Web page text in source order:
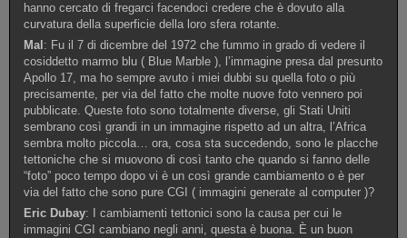
hanno cercato di fregarci facendoci credere che è dovuto alla
curvatura della superficie della loro sfera rotante.
Mal : Fu il 7 di dicembre del 1972 che fummo in grado di vedere il
cosiddetto marmo blu ( Blue Marble ), l’immagine presa dal presunto
Apollo 17, ma ho sempre avuto i miei dubbi su quella foto o più
precisamente, per via del fatto che molte nuove foto vennero poi
pubblicate. Queste foto sono totalmente diverse, gli Stati Uniti
sembrano così grandi in un immagine rispetto ad un altra, l’Africa
sembra molto piccola… ora, cosa sta succedendo, sono le placche
tettoniche che si muovono di così tanto che quando si fanno delle
“foto” poco tempo dopo vi è un così grande cambiamento o è per
via del fatto che sono pure CGI ( immagini generate al computer )?
Eric Dubay: I cambiamenti tettonici sono la causa per cui le
immagini CGI cambiano negli anni, questa è buona. È un buon